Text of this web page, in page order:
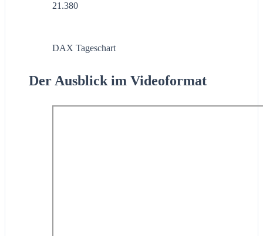
21.380
DAX Tageschart
Der Ausblick im Videoformat